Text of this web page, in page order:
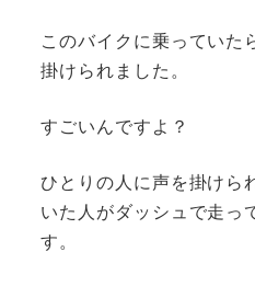
このバイクに乗っていた
掛けられました。
すごいんですよ？
ひとりの人に声を掛けら
いた人がダッシュで走っ
す。